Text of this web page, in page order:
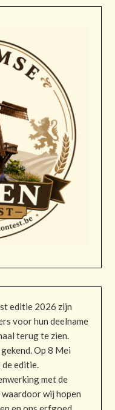
editie 2026 zijn
voor hun deelname
terug te zien.
Op 8 Mei
de editie.
met de
wij hopen